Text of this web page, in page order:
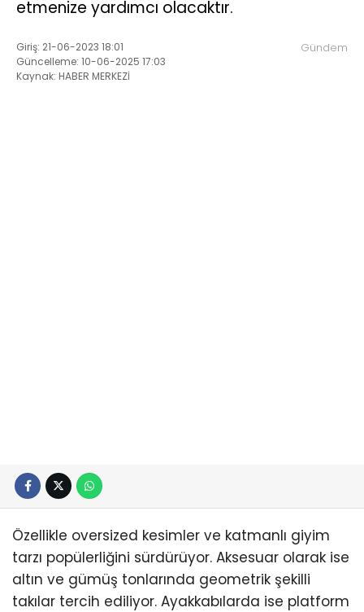
etmenize yardımcı olacaktır.
Giriş: 21-06-2023 18:01
Güncelleme: 10-06-2025 17:03
Kaynak: HABER MERKEZİ
Gündem
Özellikle oversized kesimler ve katmanlı giyim
tarzı popülerliğini sürdürüyor. Aksesuar olarak ise
altın ve gümüş tonlarında geometrik şekilli
takılar tercih ediliyor. Ayakkabılarda ise platform